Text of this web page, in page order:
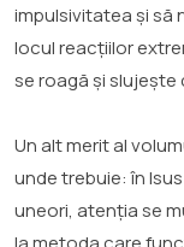
impulsivitatea și să
locul reacțiilor
se roagă și
Un alt merit al
unde trebuie: în
uneori, atenția se